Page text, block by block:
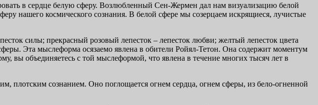
в сердце белую сферу. Возлюбленный Сен-Жермен дал нам визуализацию белой
нашего космического сознания. В белой сфере мы созерцаем искрящиеся, лучистые
силы; прекрасный розовый лепесток – лепесток любви; желтый лепесток цвета
Эта мыслеформа осязаемо явлена в обители Ройял-Тетон. Она содержит моментум
объединяетесь с той мыслеформой, что явлена в течение многих тысяч лет в
плотским сознанием. Оно поглощается огнем сердца, огнем сферы, из бело-огненной